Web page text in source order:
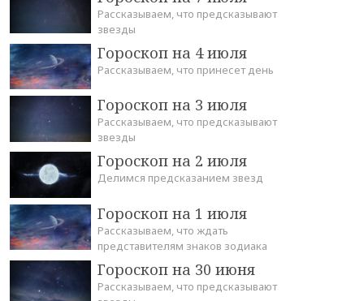
Рассказываем, что предсказывают
звезды
Гороскоп на 4 июля
Рассказываем, что принесет день
Гороскоп на 3 июля
Рассказываем, что предсказывают
звезды
Гороскоп на 2 июля
Делимся предсказанием звезд
Гороскоп на 1 июля
Рассказываем, что ждать
представителям знаков зодиака
Гороскоп на 30 июня
Рассказываем, что предсказывают